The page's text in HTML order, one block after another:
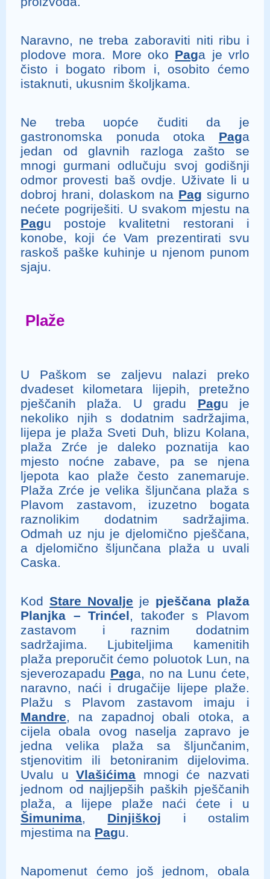
Naravno, ne treba zaboraviti niti ribu i
plodove mora. More oko Paga je vrlo
čisto i bogato ribom i, osobito ćemo
istaknuti, ukusnim školjkama.
Ne treba uopće čuditi da je
gastronomska ponuda otoka Paga
jedan od glavnih razloga zašto se
mnogi gurmani odlučuju svoj godišnji
odmor provesti baš ovdje. Uživate li u
dobroj hrani, dolaskom na Pag sigurno
nećete pogriješiti. U svakom mjestu na
Pagu postoje kvalitetni restorani i
konobe, koji će Vam prezentirati svu
raskoš paške kuhinje u njenom punom
sjaju.
Plaže
U Paškom se zaljevu nalazi preko
dvadeset kilometara lijepih, pretežno
pješčanih plaža. U gradu Pagu je
nekoliko njih s dodatnim sadržajima,
lijepa je plaža Sveti Duh, blizu Kolana,
plaža Zrće je daleko poznatija kao
mjesto noćne zabave, pa se njena
ljepota kao plaže često zanemaruje.
Plaža Zrće je velika šljunčana plaža s
Plavom zastavom, izuzetno bogata
raznolikim dodatnim sadržajima.
Odmah uz nju je djelomično pješčana,
a djelomično šljunčana plaža u uvali
Caska.
KodStare Novalje je pješčana plaža
Planjka – Trinćel, također s Plavom
zastavom i raznim dodatnim
sadržajima. Ljubiteljima kamenitih
plaža preporučit ćemo poluotok Lun, na
sjeverozapadu Paga, no na Lunu ćete,
naravno, naći i drugačije lijepe plaže.
Plažu s Plavom zastavom imaju i
Mandre, na zapadnoj obali otoka, a
cijela obala ovog naselja zapravo je
jedna velika plaža sa šljunčanim,
stjenovitim ili betoniranim dijelovima.
Uvalu uVlašićima mnogi će nazvati
jednom od najljepših paških pješčanih
plaža, a lijepe plaže naći ćete i u
Šimunima, Dinjiškoj i ostalim
mjestima na Pagu.
Napomenut ćemo još jednom, obala